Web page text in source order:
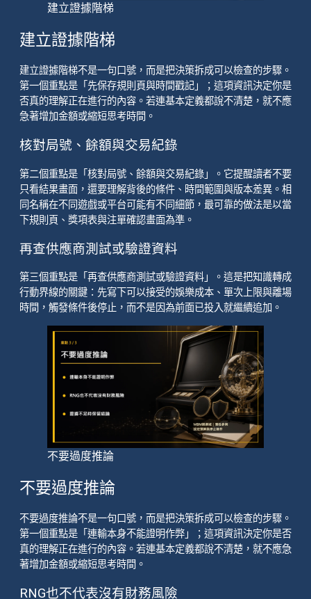
建立證據階梯
建立證據階梯
建立證據階梯不是一句口號，而是把決策拆成可以檢查的步驟。
第一個重點是「先保存規則頁與時間戳記」；這項資訊決定你是
否真的理解正在進行的內容。若連基本定義都說不清楚，就不應
急著增加金額或縮短思考時間。
核對局號、餘額與交易紀錄
第二個重點是「核對局號、餘額與交易紀錄」。它提醒讀者不要
只看結果畫面，還要理解背後的條件、時間範圍與版本差異。相
同名稱在不同遊戲或平台可能有不同細節，最可靠的做法是以當
下規則頁、獎項表與注單確認畫面為準。
再查供應商測試或驗證資料
第三個重點是「再查供應商測試或驗證資料」。這是把知識轉成
行動界線的關鍵：先寫下可以接受的娛樂成本、單次上限與離場
時間，觸發條件後停止，而不是因為前面已投入就繼續追加。
不要過度推論
不要過度推論
不要過度推論不是一句口號，而是把決策拆成可以檢查的步驟。
第一個重點是「連輸本身不能證明作弊」；這項資訊決定你是否
真的理解正在進行的內容。若連基本定義都說不清楚，就不應急
著增加金額或縮短思考時間。
RNG也不代表沒有財務風險